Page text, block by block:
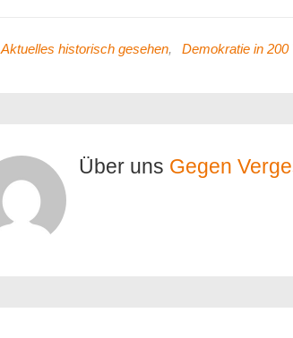
Aktuelles historisch gesehen, Demokratie in 200
Über uns Gegen